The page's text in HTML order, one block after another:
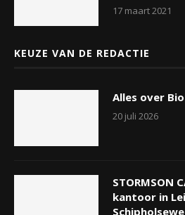
17 maart 2021
KEUZE VAN DE REDACTIE
Alles over
20 juli 2026
STORMSON
kantoor in